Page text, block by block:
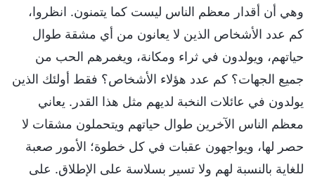
وهي أن أقدار معظم الناس ليست كما يتمنون. انظروا،
كم عدد الأشخاص الذين لا يعانون من أي مشقة طوال
حياتهم، ويولدون في ثراء ومكانة، ويغمرهم الحب من
جميع الجهات؟ كم عدد هؤلاء الأشخاص؟ فقط أولئك الذين
يولدون في عائلات النخبة لديهم مثل هذا القدر. يعاني
معظم الناس الآخرين طوال حياتهم ويتحملون مشقات لا
حصر لها، ويواجهون عقبات في كل خطوة؛ الأمور صعبة
للغاية بالنسبة لهم ولا تسير بسلاسة على الإطلاق. على